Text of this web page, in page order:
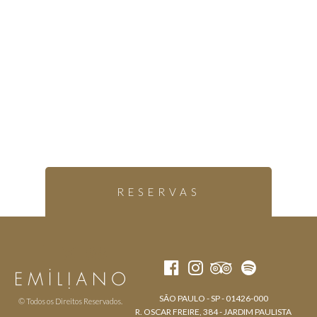
RESERVAS
© Todos os Direitos Reservados.
SÃO PAULO - SP - 01426-000
R. OSCAR FREIRE, 384 - JARDIM PAULISTA